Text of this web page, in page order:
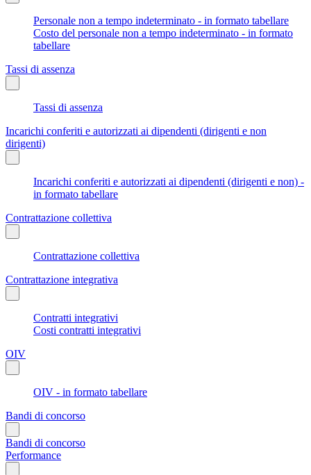
Personale non a tempo indeterminato - in formato tabellare
Costo del personale non a tempo indeterminato - in formato
tabellare
Tassi di assenza
Tassi di assenza
Incarichi conferiti e autorizzati ai dipendenti (dirigenti e non
dirigenti)
Incarichi conferiti e autorizzati ai dipendenti (dirigenti e non) -
in formato tabellare
Contrattazione collettiva
Contrattazione collettiva
Contrattazione integrativa
Contratti integrativi
Costi contratti integrativi
OIV
OIV - in formato tabellare
Bandi di concorso
Bandi di concorso
Performance